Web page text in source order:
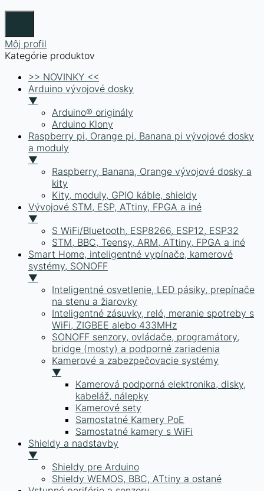
Môj profil
Kategórie produktov
>> NOVINKY <<
Arduino vývojové dosky
▼
Arduino® originály
Arduino Klony
Raspberry pi, Orange pi, Banana pi vývojové dosky
a moduly
▼
Raspberry, Banana, Orange vývojové dosky a
kity
Kity, moduly, GPIO káble, shieldy
Vývojové STM, ESP, ATtiny, FPGA a iné
▼
S WiFi/Bluetooth, ESP8266, ESP12, ESP32
STM, BBC, Teensy, ARM, ATtiny, FPGA a iné
Smart Home, inteligentné vypínače, kamerové
systémy, SONOFF
▼
Inteligentné osvetlenie, LED pásiky, prepínače
na stenu a žiarovky
Inteligentné zásuvky, relé, meranie spotreby s
WiFi, ZIGBEE alebo 433MHz
SONOFF senzory, ovládače, programátory,
bridge (mosty) a podporné zariadenia
Kamerové a zabezpečovacie systémy
▼
Kamerová podporná elektronika, disky,
kabeláž, nálepky
Kamerové sety
Samostatné Kamery PoE
Samostatné kamery s WiFi
Shieldy a nadstavby
▼
Shieldy pre Arduino
Shieldy WEMOS, BBC, ATtiny a ostané